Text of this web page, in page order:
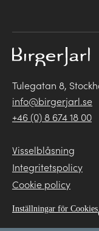
Tulegatan 8,
info@birgerjarl.se
+46 (0) 8 674 18 00
Visselblåsning
Integritetspolicy
Cookie policy
Inställningar för Cookies